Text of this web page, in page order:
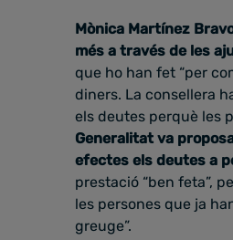
Mònica Martínez
més a través de les
que ho han fet “per
diners. La consellera
els deutes perquè les
Generalitat va
efectes els deutes a
prestació “ben feta”,
les persones que ja
greuge”.